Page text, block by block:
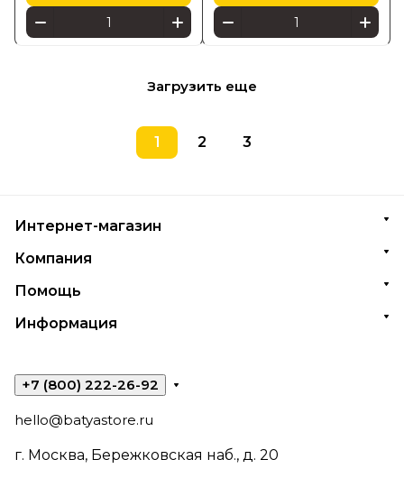
Загрузить еще
1 2 3
Интернет-магазин
Компания
Помощь
Информация
+7 (800) 222-26-92
hello@batyastore.ru
г. Москва, Бережковская наб., д. 20